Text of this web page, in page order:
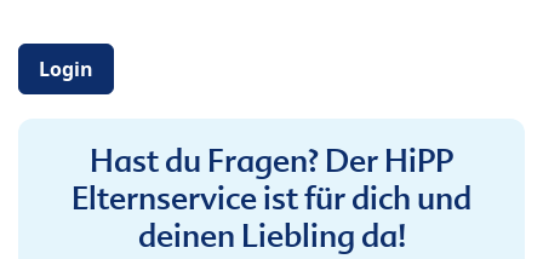
Login
Hast du Fragen? Der HiPP
Elternservice ist für dich und
deinen Liebling da!